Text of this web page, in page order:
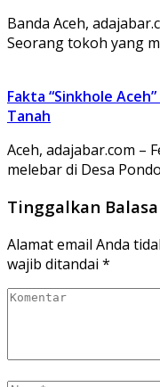
Banda Aceh,
Seorang tokoh yang
Fakta “Sinkhole
Tanah
Aceh, adajabar.com –
melebar di Desa
Tinggalkan
Alamat email Anda
wajib ditandai *